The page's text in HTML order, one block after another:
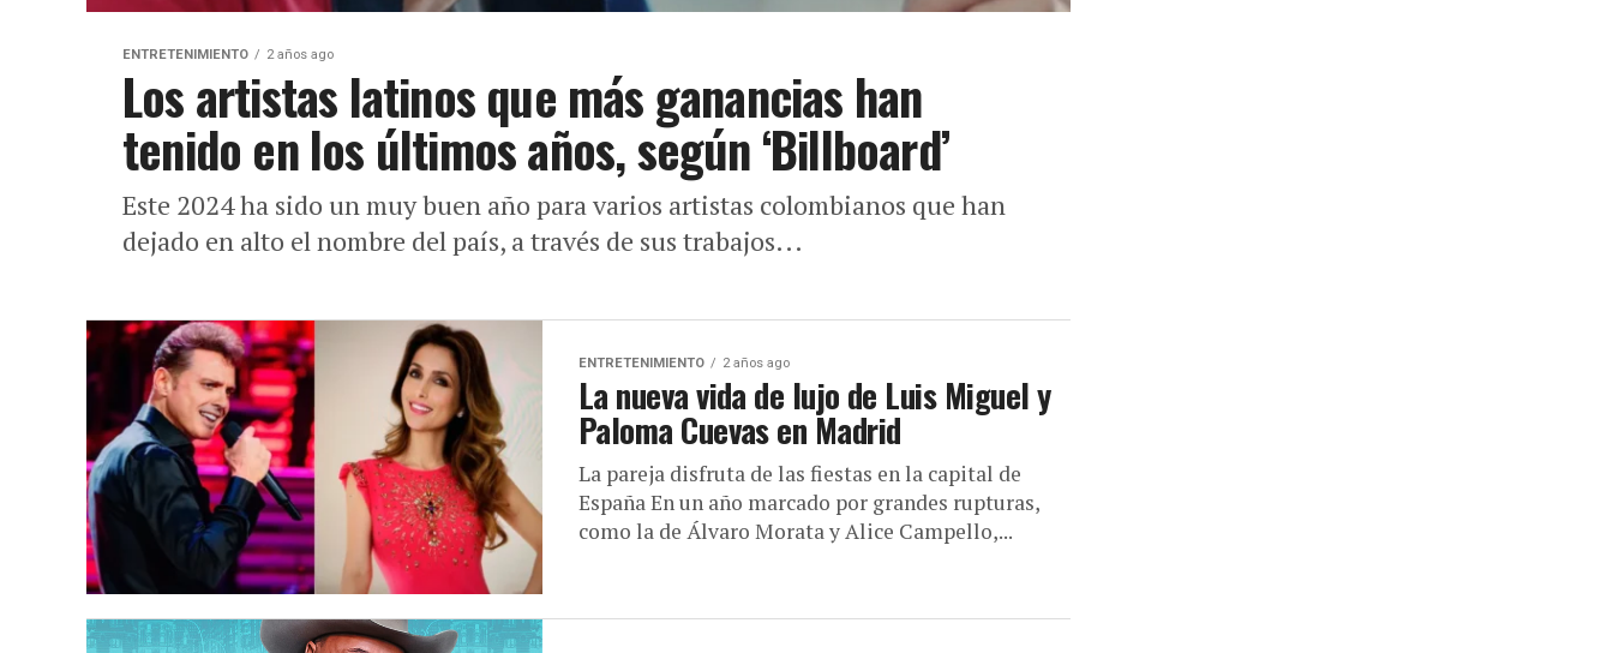
ENTRETENIMIENTO 2 años ago
Los artistas latinos que más ganancias han
tenido en los últimos años, según ‘Billboard’
Este 2024 ha sido un muy buen año para varios artistas colombianos que han
dejado en alto el nombre del país, a través de sus trabajos...
ENTRETENIMIENTO 2 años ago
La nueva vida de lujo de Luis Miguel y
Paloma Cuevas en Madrid
La pareja disfruta de las fiestas en la capital de
España En un año marcado por grandes rupturas,
como la de Álvaro Morata y Alice Campello,...